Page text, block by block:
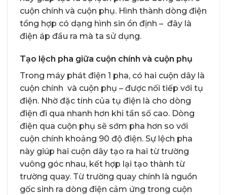
cuộn chính và cuộn phụ. Hình thành dòng điện
tổng hợp có dạng hình sin ổn định – đây là
điện áp đầu ra mà ta sử dụng.
Tạo lệch pha giữa cuộn chính và cuộn phụ
Trong máy phát điện 1 pha, có hai cuộn dây là
cuộn chính và cuộn phụ – được nối tiếp với tụ
điện. Nhờ đặc tính của tụ điện là cho dòng
điện đi qua nhanh hơn khi tần số cao. Dòng
điện qua cuộn phụ sẽ sớm pha hơn so với
cuộn chính khoảng 90 độ điện. Sự lệch pha
này giúp hai cuộn dây tạo ra hai từ trường
vuông góc nhau, kết hợp lại tạo thành từ
trường quay. Từ trường quay chính là nguồn
gốc sinh ra dòng điện cảm ứng trong cuộn